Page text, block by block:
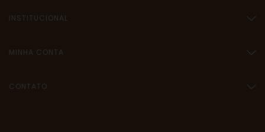
INSTITUCIONAL
MINHA CONTA
CONTATO